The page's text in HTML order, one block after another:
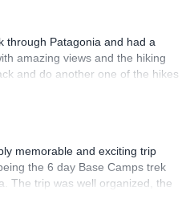
through Patagonia and had a
amazing views and the hiking
and do another one of the hikes
memorable and exciting trip
the 6 day Base Camps trek
The trip was well organized, the
gained weight somehow despite